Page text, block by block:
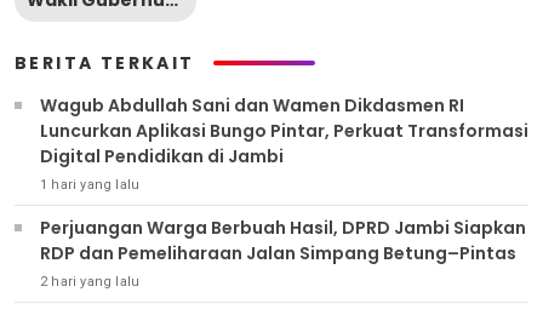
BERITA TERKAIT
Wagub Abdullah Sani dan Wamen Dikdasmen RI
Luncurkan Aplikasi Bungo Pintar, Perkuat Transformasi
Digital Pendidikan di Jambi
1 hari yang lalu
Perjuangan Warga Berbuah Hasil, DPRD Jambi Siapkan
RDP dan Pemeliharaan Jalan Simpang Betung–Pintas
2 hari yang lalu